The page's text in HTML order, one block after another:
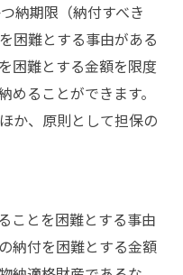
納期限（納付すべき
困難とする事由がある
困難とする金額を限度
めることができます。
か、原則として担保の
ことを困難とする事由
納付を困難とする金額